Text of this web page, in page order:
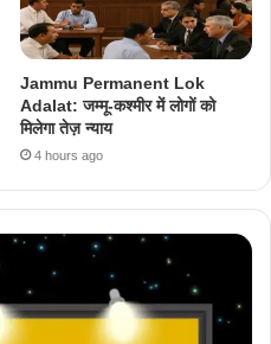
Jammu Permanent Lok
Adalat: जम्मू-कश्मीर में लोगों को
मिलेगा तेज़ न्याय
4 hours ago